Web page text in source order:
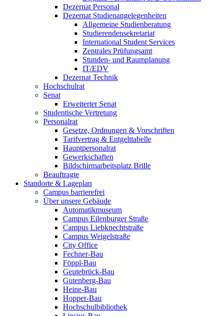
Dezernat Personal
Dezernat Studienangelegenheiten
Allgemeine Studienberatung
Studierendensekretariat
International Student Services
Zentrales Prüfungsamt
Stunden- und Raumplanung
IT/EDV
Dezernat Technik
Hochschulrat
Senat
Erweiterter Senat
Studentische Vertretung
Personalrat
Gesetze, Ordnungen & Vorschriften
Tarifvertrag & Entgelttabelle
Hauptpersonalrat
Gewerkschaften
Bildschirmarbeitsplatz Brille
Beauftragte
Standorte & Lageplan
Campus barrierefrei
Über unsere Gebäude
Automatikmuseum
Campus Eilenburger Straße
Campus Liebknechtstraße
Campus Weigelstraße
City Office
Fechner-Bau
Föppl-Bau
Geutebrück-Bau
Gutenberg-Bau
Heine-Bau
Hopper-Bau
Hochschulbibliothek